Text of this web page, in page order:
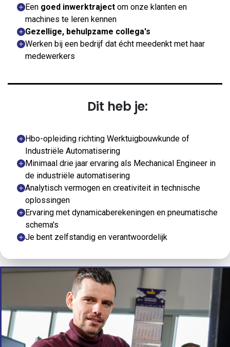
Een goed inwerktraject om onze klanten en
machines te leren kennen
Gezellige, behulpzame collega's
Werken bij een bedrijf dat écht meedenkt met haar
medewerkers
Dit heb je:
Hbo-opleiding richting Werktuigbouwkunde of
Industriële Automatisering
Minimaal drie jaar ervaring als Mechanical Engineer in
de industriële automatisering
Analytisch vermogen en creativiteit in technische
oplossingen
Ervaring met dynamicaberekeningen en pneumatische
schema's
Je bent zelfstandig en verantwoordelijk